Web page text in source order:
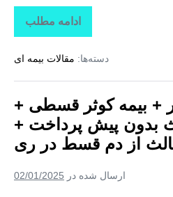
ادامه مطلب
بیمه
اقساطی
+
کوثر
+
خرید
بیمه
بدون
پرداخت
+
دسته‌ها: مقالات بیمه ای
+ بیمه کوثر قسطی +
بدون پیش پرداخت +
از دم قسط در ری
ارسال شده در 02/01/2025